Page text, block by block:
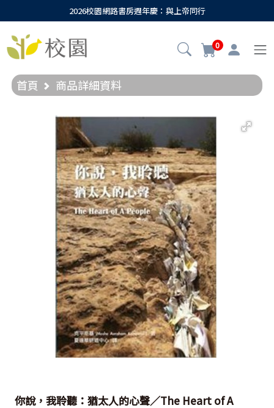
2026校園網路書房週年慶：與上帝同行
0
首頁 商品詳細資料
你說，我聆聽：猶太人的心聲／The Heart of A